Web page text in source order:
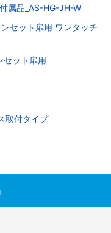
属品_AS-HG-JH-W
セット扉用 ワンタッチ
セット扉用
取付タイプ